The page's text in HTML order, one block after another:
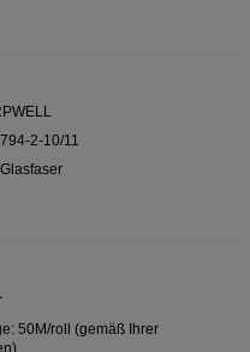
2-10/11
50M/roll (gemäß Ihrer